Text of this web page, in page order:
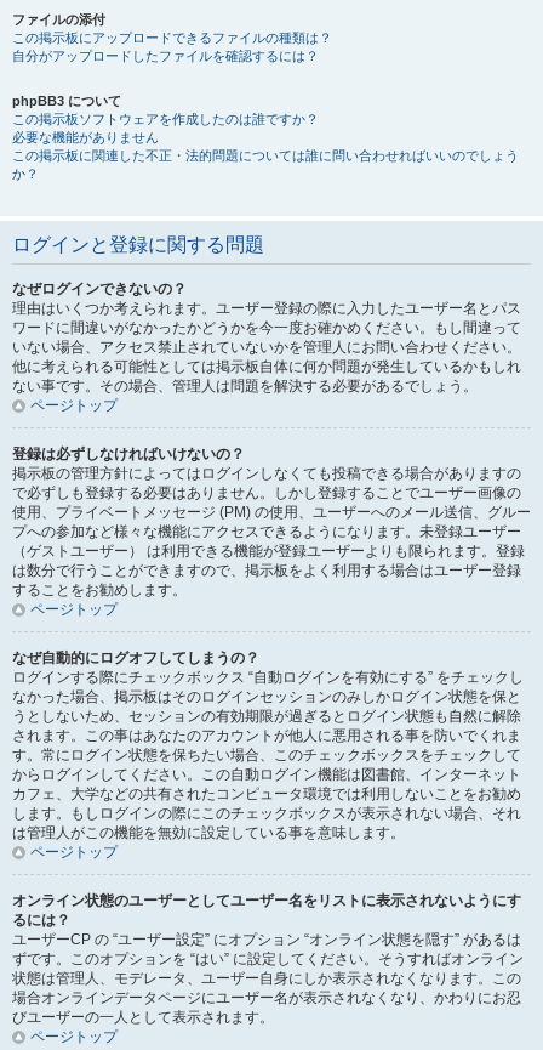
ファイルの添付
この掲示板にアップロードできるファイルの種類は？
自分がアップロードしたファイルを確認するには？
phpBB3 について
この掲示板ソフトウェアを作成したのは誰ですか？
必要な機能がありません
この掲示板に関連した不正・法的問題については誰に問い合わせればいいのでしょう
か？
ログインと登録に関する問題
なぜログインできないの？
理由はいくつか考えられます。ユーザー登録の際に入力したユーザー名とパス
ワードに間違いがなかったかどうかを今一度お確かめください。もし間違って
いない場合、アクセス禁止されていないかを管理人にお問い合わせください。
他に考えられる可能性としては掲示板自体に何か問題が発生しているかもしれ
ない事です。その場合、管理人は問題を解決する必要があるでしょう。
ページトップ
登録は必ずしなければいけないの？
掲示板の管理方針によってはログインしなくても投稿できる場合がありますの
で必ずしも登録する必要はありません。しかし登録することでユーザー画像の
使用、プライベートメッセージ (PM) の使用、ユーザーへのメール送信、グルー
プへの参加など様々な機能にアクセスできるようになります。未登録ユーザー
（ゲストユーザー） は利用できる機能が登録ユーザーよりも限られます。登録
は数分で行うことができますので、掲示板をよく利用する場合はユーザー登録
することをお勧めします。
ページトップ
なぜ自動的にログオフしてしまうの？
ログインする際にチェックボックス “自動ログインを有効にする” をチェックし
なかった場合、掲示板はそのログインセッションのみしかログイン状態を保と
うとしないため、セッションの有効期限が過ぎるとログイン状態も自然に解除
されます。この事はあなたのアカウントが他人に悪用される事を防いでくれま
す。常にログイン状態を保ちたい場合、このチェックボックスをチェックして
からログインしてください。この自動ログイン機能は図書館、インターネット
カフェ、大学などの共有されたコンピュータ環境では利用しないことをお勧め
します。もしログインの際にこのチェックボックスが表示されない場合、それ
は管理人がこの機能を無効に設定している事を意味します。
ページトップ
オンライン状態のユーザーとしてユーザー名をリストに表示されないようにす
るには？
ユーザーCP の “ユーザー設定” にオプション “オンライン状態を隠す” があるは
ずです。このオプションを “はい” に設定してください。そうすればオンライン
状態は管理人、モデレータ、ユーザー自身にしか表示されなくなります。この
場合オンラインデータページにユーザー名が表示されなくなり、かわりにお忍
びユーザーの一人として表示されます。
ページトップ